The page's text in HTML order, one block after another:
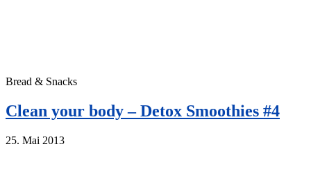
Bread & Snacks
Clean your body – Detox Smoothies #4
25. Mai 2013